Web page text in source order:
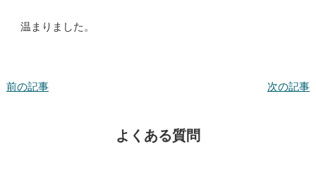
温まりました。
前の記事 次の記事
よくある質問